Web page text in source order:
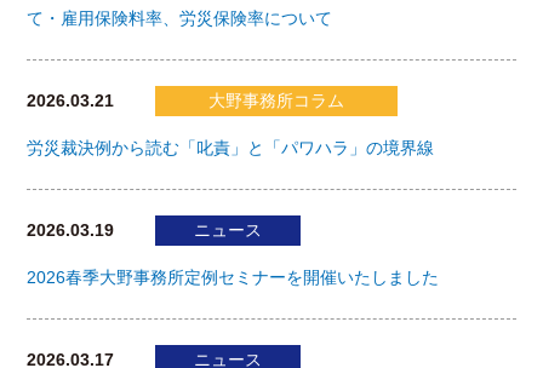
て・雇用保険料率、労災保険率について
2026.03.21 大野事務所コラム
労災裁決例から読む「叱責」と「パワハラ」の境界線
2026.03.19 ニュース
2026春季大野事務所定例セミナーを開催いたしました
2026.03.17 ニュース